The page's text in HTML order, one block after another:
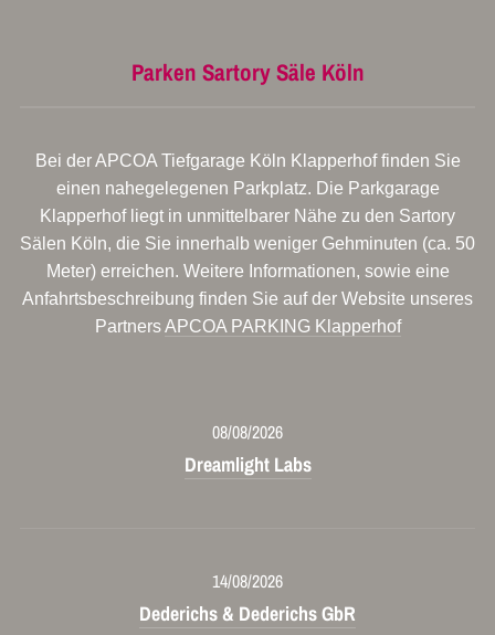
Parken Sartory Säle Köln
Bei der APCOA Tiefgarage Köln Klapperhof finden Sie
einen nahegelegenen Parkplatz. Die Parkgarage
Klapperhof liegt in unmittelbarer Nähe zu den Sartory
Sälen Köln, die Sie innerhalb weniger Gehminuten (ca. 50
Meter) erreichen. Weitere Informationen, sowie eine
Anfahrtsbeschreibung finden Sie auf der Website unseres
PartnersAPCOA PARKING Klapperhof
08/08/2026
Dreamlight Labs
14/08/2026
Dederichs & Dederichs GbR